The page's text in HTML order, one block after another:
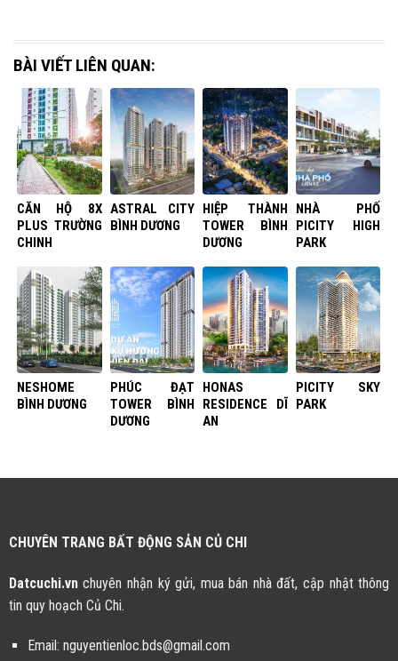
BÀI VIẾT LIÊN QUAN:
CĂN HỘ 8X
PLUS TRƯỜNG
CHINH
ASTRAL CITY
BÌNH DƯƠNG
HIỆP THÀNH
TOWER BÌNH
DƯƠNG
NHÀ PHỐ
PICITY HIGH
PARK
NESHOME
BÌNH DƯƠNG
PHÚC ĐẠT
TOWER BÌNH
DƯƠNG
HONAS
RESIDENCE DĨ
AN
PICITY SKY
PARK
CHUYÊN TRANG BẤT ĐỘNG SẢN CỦ CHI
Datcuchi.vnchuyên nhận ký gửi, mua bán nhà đất, cập nhật thông
tin quy hoạch Củ Chi.
Email: nguyentienloc.bds@gmail.com